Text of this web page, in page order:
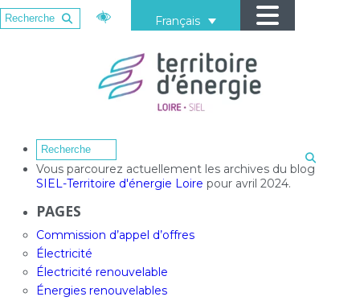
Français
Vous parcourez actuellement les archives du blog
SIEL-Territoire d'énergie Loire pour avril 2024.
PAGES
Commission d’appel d’offres
Électricité
Électricité renouvelable
Énergies renouvelables